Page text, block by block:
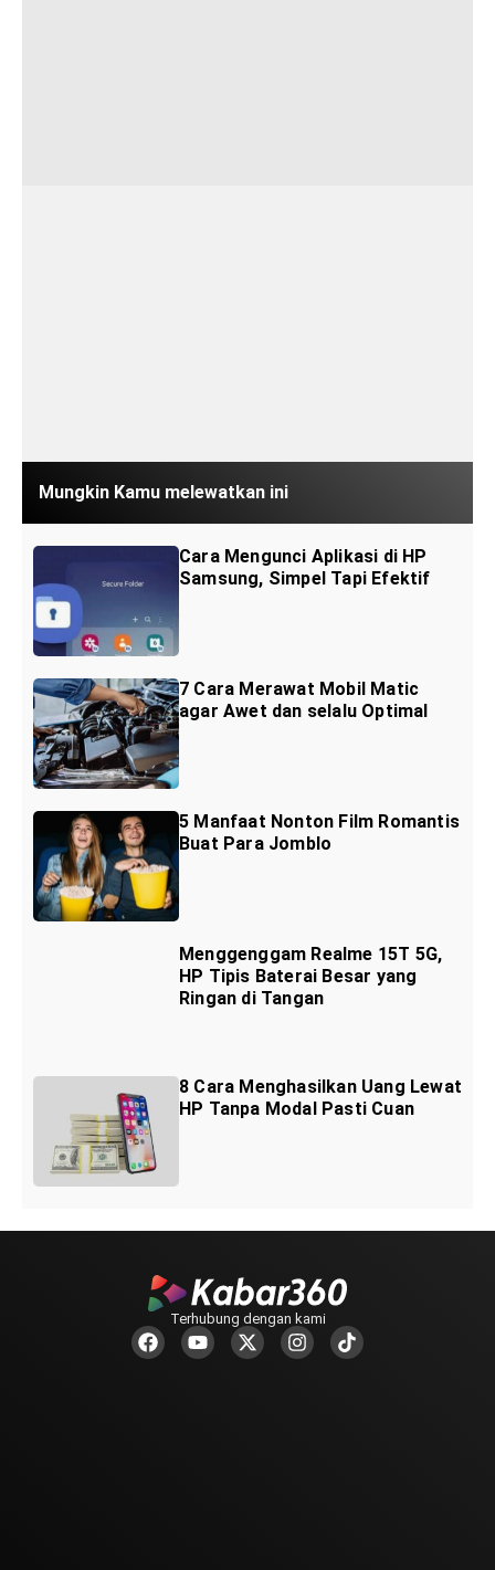
Mungkin Kamu melewatkan ini
Cara Mengunci Aplikasi di HP
Samsung, Simpel Tapi Efektif
7 Cara Merawat Mobil Matic
agar Awet dan selalu Optimal
5 Manfaat Nonton Film Romantis
Buat Para Jomblo
Menggenggam Realme 15T 5G,
HP Tipis Baterai Besar yang
Ringan di Tangan
8 Cara Menghasilkan Uang Lewat
HP Tanpa Modal Pasti Cuan
Terhubung dengan kami